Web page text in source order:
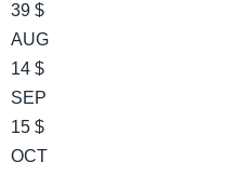
39 $
AUG
14 $
SEP
15 $
OCT